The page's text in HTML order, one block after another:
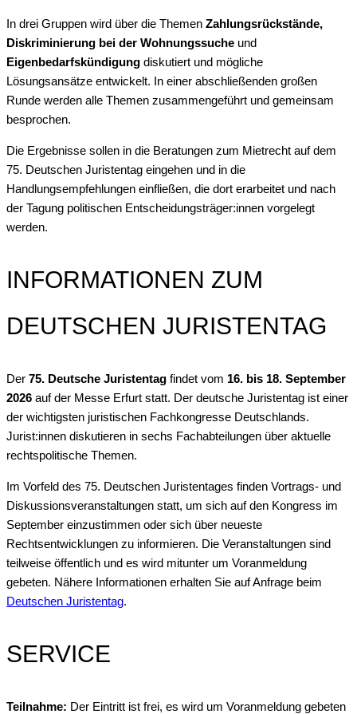
In drei Gruppen wird über die Themen Zahlungsrückstände,
Diskriminierung bei der Wohnungssuche und
Eigenbedarfskündigung diskutiert und mögliche
Lösungsansätze entwickelt. In einer abschließenden großen
Runde werden alle Themen zusammengeführt und gemeinsam
besprochen.
Die Ergebnisse sollen in die Beratungen zum Mietrecht auf dem
75. Deutschen Juristentag eingehen und in die
Handlungsempfehlungen einfließen, die dort erarbeitet und nach
der Tagung politischen Entscheidungsträger:innen vorgelegt
werden.
INFORMATIONEN ZUM
DEUTSCHEN JURISTENTAG
Der 75. Deutsche Juristentag findet vom 16. bis 18. September
2026 auf der Messe Erfurt statt. Der deutsche Juristentag ist einer
der wichtigsten juristischen Fachkongresse Deutschlands.
Jurist:innen diskutieren in sechs Fachabteilungen über aktuelle
rechtspolitische Themen.
Im Vorfeld des 75. Deutschen Juristentages finden Vortrags- und
Diskussionsveranstaltungen statt, um sich auf den Kongress im
September einzustimmen oder sich über neueste
Rechtsentwicklungen zu informieren. Die Veranstaltungen sind
teilweise öffentlich und es wird mitunter um Voranmeldung
gebeten. Nähere Informationen erhalten Sie auf Anfrage beim
Deutschen Juristentag.
SERVICE
Teilnahme: Der Eintritt ist frei, es wird um Voranmeldung gebeten